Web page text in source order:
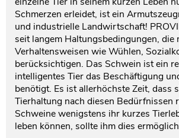
Schmerzen erleidet, ist ein
und industrielle Landwirtschaft!
seit langem Haltungsbedingungen, die
Verhaltensweisen wie Wühlen,
berücksichtigen. Das Schwein ist ein
intelligentes Tier das Beschäftigung
benötigt. Es ist allerhöchste Zeit, dass
Tierhaltung nach diesen Bedürfnissen
Schweine wenigstens ihr kurzes
leben können, sollte ihm dies